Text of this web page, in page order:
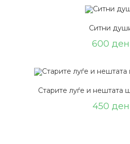
Ситни
600 ден
Старите луѓе и нештата
450 ден